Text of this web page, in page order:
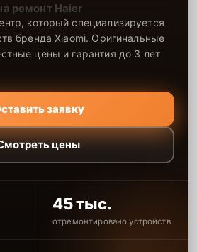
ремонт Haier
который специализируется
бренда Xiaomi. Оригинальные
цены и гарантия до 3 лет
заявку
цены
45 тыс.
отремонтировано устройств